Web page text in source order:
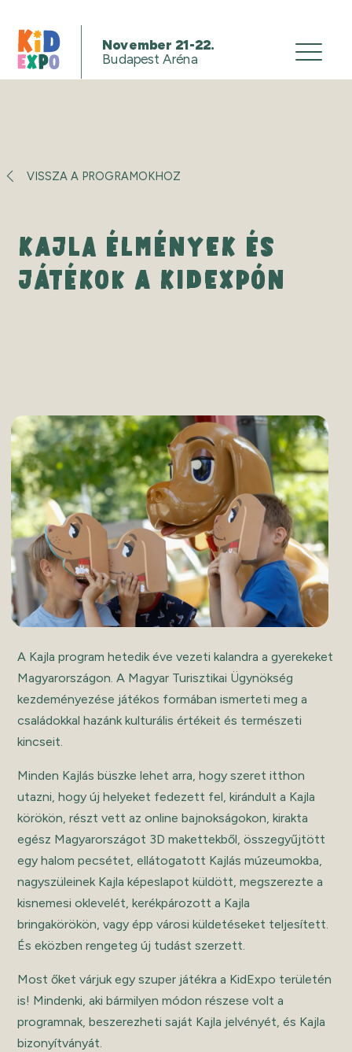
November 21-22.
Budapest Aréna
VISSZA A PROGRAMOKHOZ
KAJLA ÉLMÉNYEK ÉS
JÁTÉKOK A KIDEXPÓN
A Kajla program hetedik éve vezeti kalandra a gyerekeket
Magyarországon. A Magyar Turisztikai Ügynökség
kezdeményezése játékos formában ismerteti meg a
családokkal hazánk kulturális értékeit és természeti
kincseit.
Minden Kajlás büszke lehet arra, hogy szeret itthon
utazni, hogy új helyeket fedezett fel, kirándult a Kajla
körökön, részt vett az online bajnokságokon, kirakta
egész Magyarországot 3D makettekből, összegyűjtött
egy halom pecsétet, ellátogatott Kajlás múzeumokba,
nagyszüleinek Kajla képeslapot küldött, megszerezte a
kisnemesi oklevelét, kerékpározott a Kajla
bringakörökön, vagy épp városi küldetéseket teljesített.
És eközben rengeteg új tudást szerzett.
Most őket várjuk egy szuper játékra a KidExpo területén
is! Mindenki, aki bármilyen módon részese volt a
programnak, beszerezheti saját Kajla jelvényét, és Kajla
bizonyítványát.